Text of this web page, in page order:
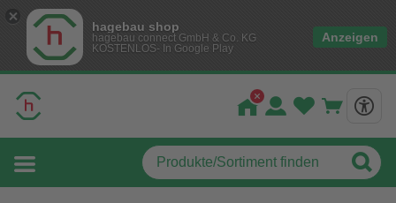
hagebau shop
hagebau connect GmbH & Co. KG
KOSTENLOS- In Google Play
Anzeigen